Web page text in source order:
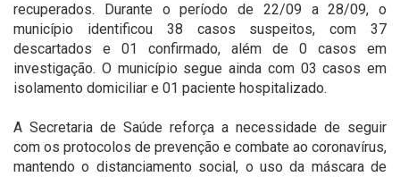
recuperados. Durante o período de 22/09 a 28/09, o
município identificou 38 casos suspeitos, com 37
descartados e 01 confirmado, além de 0 casos em
investigação. O município segue ainda com 03 casos em
isolamento domiciliar e 01 paciente hospitalizado.
A Secretaria de Saúde reforça a necessidade de seguir
com os protocolos de prevenção e combate ao coronavírus,
mantendo o distanciamento social, o uso da máscara de